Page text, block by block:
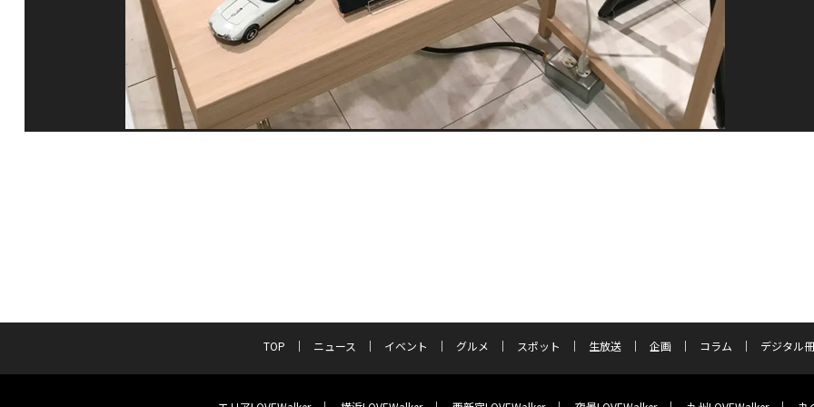
TOP ニュース イベント グルメ スポット 生放送 企画 コラム デジタル